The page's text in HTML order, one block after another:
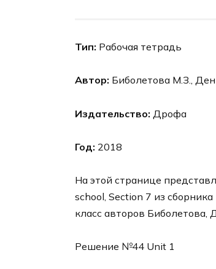
Тип: Рабочая тетрадь
Автор: Биболетова М.З.,
Издательство: Дрофа
Год: 2018
На этой странице
school, Section 7 из
класс авторов Биболетова,
Решение №44 Unit 1